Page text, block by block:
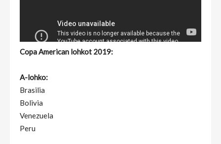
Copa American lohkot 2019:
A-lohko:
Brasilia
Bolivia
Venezuela
Peru